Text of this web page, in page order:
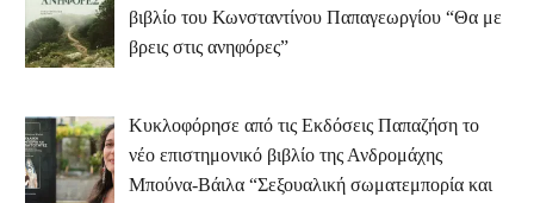
βιβλίο του Κωνσταντίνου Παπαγεωργίου “Θα με
βρεις στις ανηφόρες”
Κυκλοφόρησε από τις Εκδόσεις Παπαζήση το
νέο επιστημονικό βιβλίο της Ανδρομάχης
Μπούνα-Βάιλα “Σεξουαλική σωματεμπορία και